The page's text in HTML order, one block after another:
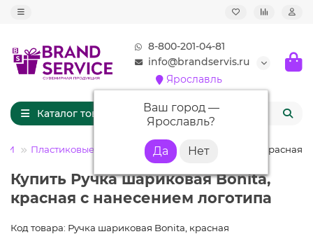
8-800-201-04-81
info@brandservis.ru
Ярославль
Ваш город —
Ярославль?
Каталог товаров
Пластиковые ручки Ручка шариковая Bonita, красная
Купить Ручка шариковая Bonita,
красная с нанесением логотипа
Код товара: Ручка шариковая Bonita, красная